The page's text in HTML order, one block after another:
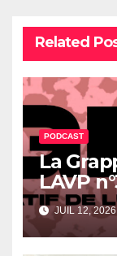
Related
PODCAST
La
LAVP
JUIL 12, 2026